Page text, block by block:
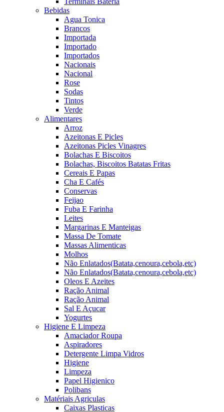
Bebidas
Agua Tonica
Brancos
Importada
Importado
Importados
Nacionais
Nacional
Rose
Sodas
Tintos
Verde
Alimentares
Arroz
Azeitonas E Picles
Azeitonas Picles Vinagres
Bolachas E Biscoitos
Bolachas, Biscoitos Batatas Fritas
Cereais E Papas
Cha E Cafés
Conservas
Feijao
Fuba E Farinha
Leites
Margarinas E Manteigas
Massa De Tomate
Massas Alimenticas
Molhos
Não Enlatados(Batata,cenoura,cebola,etc)
Não Enlatados(Batata,cenoura,cebola,etc)
Oleos E Azeites
Ração Animal
Ração Animal
Sal E Açucar
Yogurtes
Higiene E Limpeza
Amaciador Roupa
Aspiradores
Detergente Limpa Vidros
Higiene
Limpeza
Papel Higienico
Polibans
Matériais Agriculas
Caixas Plasticas